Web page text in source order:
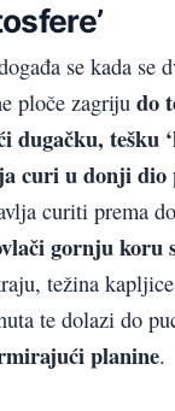
se kada se
ploče zagriju do
dugačku, tešku
curi u donji dio
curiti prema
gornju koru
težina
te dolazi do
planine.